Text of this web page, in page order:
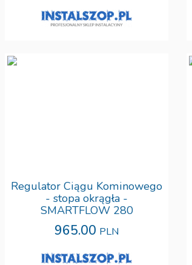
Regulator Ciągu Kominowego
- stopa okrągła -
SMARTFLOW 280
965.00 PLN